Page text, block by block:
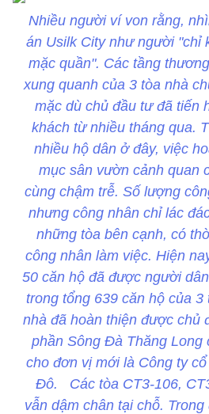
Nhiều người ví von rằng,
án Usilk City như người "chỉ
mặc quần". Các tầng
xung quanh của 3 tòa nhà
mặc dù chủ đầu tư đã tiến
khách từ nhiều tháng qua.
nhiều hộ dân ở đây, việc
mục sân vườn cảnh quan
cùng chậm trễ. Số lượng
nhưng công nhân chỉ lác
những tòa bên cạnh, có
công nhân làm việc. Hiện
50 căn hộ đã được người
trong tổng 639 căn hộ của 3
nhà đã hoàn thiện được chủ
phần Sông Đà Thăng Long
cho đơn vị mới là Công ty
Đô. Các tòa CT3-106,
vẫn dậm chân tại chỗ.